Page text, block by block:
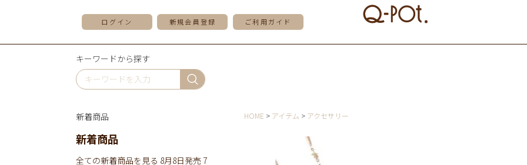
ログイン 新規会員登録 ご利用ガイド
キーワードから探す
HOME アイテム アクセサリー
新着商品
新着商品
全ての新着商品を見る 8月8日発売7